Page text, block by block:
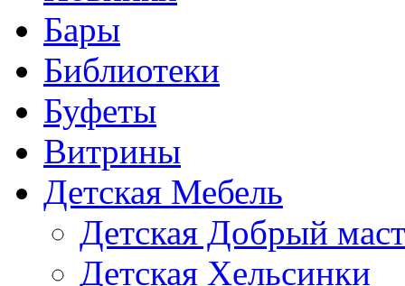
Бары
Библиотеки
Буфеты
Витрины
Детская Мебель
Детская Добрый
Детская Хельсинки